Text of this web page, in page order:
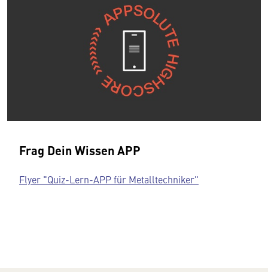
Frag Dein Wissen APP
Flyer "Quiz-Lern-APP für Metalltechniker"